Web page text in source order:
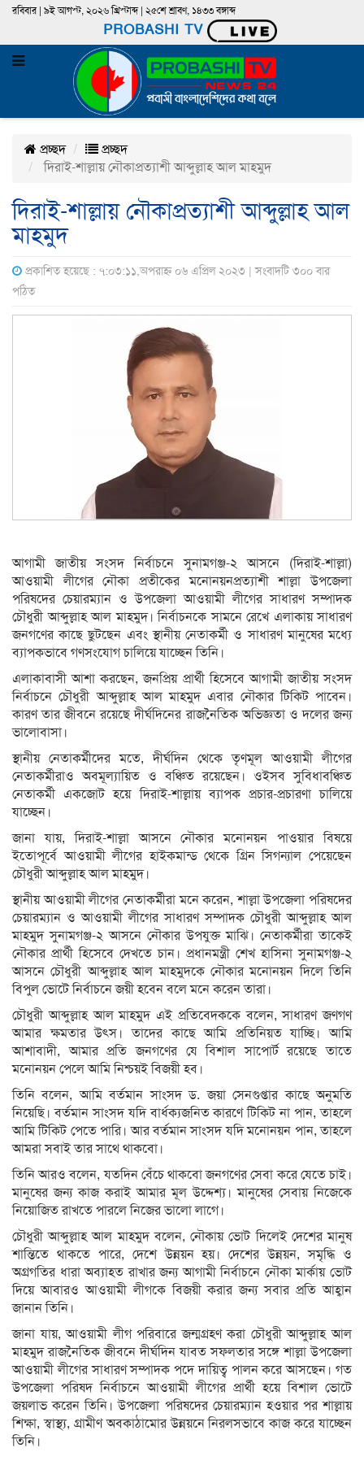
রবিবার | ৯ই আগস্ট, ২০২৬ খ্রিস্টাব্দ | ২৫শে শ্রাবণ, ১৪৩৩ বঙ্গাব্দ
PROBASHI TV
প্রচ্ছদ
প্রচ্ছদ
দিরাই-শাল্লায় নৌকাপ্রত্যাশী আব্দুল্লাহ আল মাহমুদ
দিরাই-শাল্লায় নৌকাপ্রত্যাশী আব্দুল্লাহ আল
মাহমুদ
প্রকাশিত হয়েছে : ৭:০৩:১১,অপরাহ্ন ০৬ এপ্রিল ২০২৩ | সংবাদটি ৩০০ বার
পঠিত
আগামী জাতীয় সংসদ নির্বাচনে সুনামগঞ্জ-২ আসনে (দিরাই-শাল্লা)
আওয়ামী লীগের নৌকা প্রতীকের মনোনয়নপ্রত্যাশী শাল্লা উপজেলা
পরিষদের চেয়ারম্যান ও উপজেলা আওয়ামী লীগের সাধারণ সম্পাদক
চৌধুরী আব্দুল্লাহ আল মাহমুদ। নির্বাচনকে সামনে রেখে এলাকায় সাধারণ
জনগণের কাছে ছুটছেন এবং স্থানীয় নেতাকর্মী ও সাধারণ মানুষের মধ্যে
ব্যাপকভাবে গণসংযোগ চালিয়ে যাচ্ছেন তিনি।
এলাকাবাসী আশা করছেন, জনপ্রিয় প্রার্থী হিসেবে আগামী জাতীয় সংসদ
নির্বাচনে চৌধুরী আব্দুল্লাহ আল মাহমুদ এবার নৌকার টিকিট পাবেন।
কারণ তার জীবনে রয়েছে দীর্ঘদিনের রাজনৈতিক অভিজ্ঞতা ও দলের জন্য
ভালোবাসা।
স্থানীয় নেতাকর্মীদের মতে, দীর্ঘদিন থেকে তৃণমূল আওয়ামী লীগের
নেতাকর্মীরাও অবমূল্যায়িত ও বঞ্চিত রয়েছেন। ওইসব সুবিধাবঞ্চিত
নেতাকর্মী একজোট হয়ে দিরাই-শাল্লায় ব্যাপক প্রচার-প্রচারণা চালিয়ে
যাচ্ছেন।
জানা যায়, দিরাই-শাল্লা আসনে নৌকার মনোনয়ন পাওয়ার বিষয়ে
ইতোপূর্বে আওয়ামী লীগের হাইকমান্ড থেকে গ্রিন সিগন্যাল পেয়েছেন
চৌধুরী আব্দুল্লাহ আল মাহমুদ।
স্থানীয় আওয়ামী লীগের নেতাকর্মীরা মনে করেন, শাল্লা উপজেলা পরিষদের
চেয়ারম্যান ও আওয়ামী লীগের সাধারণ সম্পাদক চৌধুরী আব্দুল্লাহ আল
মাহমুদ সুনামগঞ্জ-২ আসনে নৌকার উপযুক্ত মাঝি। নেতাকর্মীরা তাকেই
নৌকার প্রার্থী হিসেবে দেখতে চান। প্রধানমন্ত্রী শেখ হাসিনা সুনামগঞ্জ-২
আসনে চৌধুরী আব্দুল্লাহ আল মাহমুদকে নৌকার মনোনয়ন দিলে তিনি
বিপুল ভোটে নির্বাচনে জয়ী হবেন বলে মনে করেন তারা।
চৌধুরী আব্দুল্লাহ আল মাহমুদ এই প্রতিবেদককে বলেন, সাধারণ জণগণ
আমার ক্ষমতার উৎস। তাদের কাছে আমি প্রতিনিয়ত যাচ্ছি। আমি
আশাবাদী, আমার প্রতি জনগণের যে বিশাল সাপোর্ট রয়েছে তাতে
মনোনয়ন পেলে আমি নিশ্চয়ই বিজয়ী হব।
তিনি বলেন, আমি বর্তমান সাংসদ ড. জয়া সেনগুপ্তার কাছে অনুমতি
নিয়েছি। বর্তমান সাংসদ যদি বার্ধক্যজনিত কারণে টিকিট না পান, তাহলে
আমি টিকিট পেতে পারি। আর বর্তমান সাংসদ যদি মনোনয়ন পান, তাহলে
আমরা সবাই তার সাথে থাকবো।
তিনি আরও বলেন, যতদিন বেঁচে থাকবো জনগণের সেবা করে যেতে চাই।
মানুষের জন্য কাজ করাই আমার মূল উদ্দেশ্য। মানুষের সেবায় নিজেকে
নিয়োজিত রাখতে পারলে নিজের ভালো লাগে।
চৌধুরী আব্দুল্লাহ আল মাহমুদ বলেন, নৌকায় ভোট দিলেই দেশের মানুষ
শান্তিতে থাকতে পারে, দেশে উন্নয়ন হয়। দেশের উন্নয়ন, সমৃদ্ধি ও
অগ্রগতির ধারা অব্যাহত রাখার জন্য আগামী নির্বাচনে নৌকা মার্কায় ভোট
দিয়ে আবারও আওয়ামী লীগকে বিজয়ী করার জন্য সবার প্রতি আহ্বান
জানান তিনি।
জানা যায়, আওয়ামী লীগ পরিবারে জন্মগ্রহণ করা চৌধুরী আব্দুল্লাহ আল
মাহমুদ রাজনৈতিক জীবনে দীর্ঘদিন যাবত সফলতার সঙ্গে শাল্লা উপজেলা
আওয়ামী লীগের সাধারণ সম্পাদক পদে দায়িত্ব পালন করে আসছেন। গত
উপজেলা পরিষদ নির্বাচনে আওয়ামী লীগের প্রার্থী হয়ে বিশাল ভোটে
জয়লাভ করেন তিনি। উপজেলা পরিষদের চেয়ারম্যান হওয়ার পর শাল্লায়
শিক্ষা, স্বাস্থ্য, গ্রামীণ অবকাঠামোর উন্নয়নে নিরলসভাবে কাজ করে যাচ্ছেন
তিনি।